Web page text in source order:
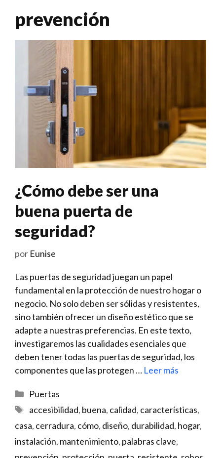
prevención
¿Cómo debe ser una
buena puerta de
seguridad?
por Eunise
Las puertas de seguridad juegan un papel
fundamental en la​ protección de nuestro hogar o
negocio. ⁣No solo deben ser sólidas y ⁢resistentes,
sino también ofrecer un diseño estético que‍ se
adapte a⁤ nuestras preferencias. ⁣En este texto,
investigaremos las cualidades esenciales que
deben tener todas las puertas de seguridad, los
componentes que las protegen … Leer más
Categorías
Puertas
Etiquetas
accesibilidad, buena, calidad, características,
casa, cerradura, cómo, diseño, durabilidad, hogar,
instalación, mantenimiento, palabras clave,